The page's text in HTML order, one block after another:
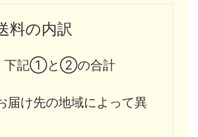
料の内訳
記①と②の合計
届け先の地域によって異